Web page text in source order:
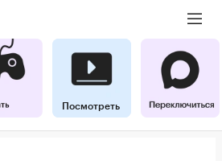
Посмотреть